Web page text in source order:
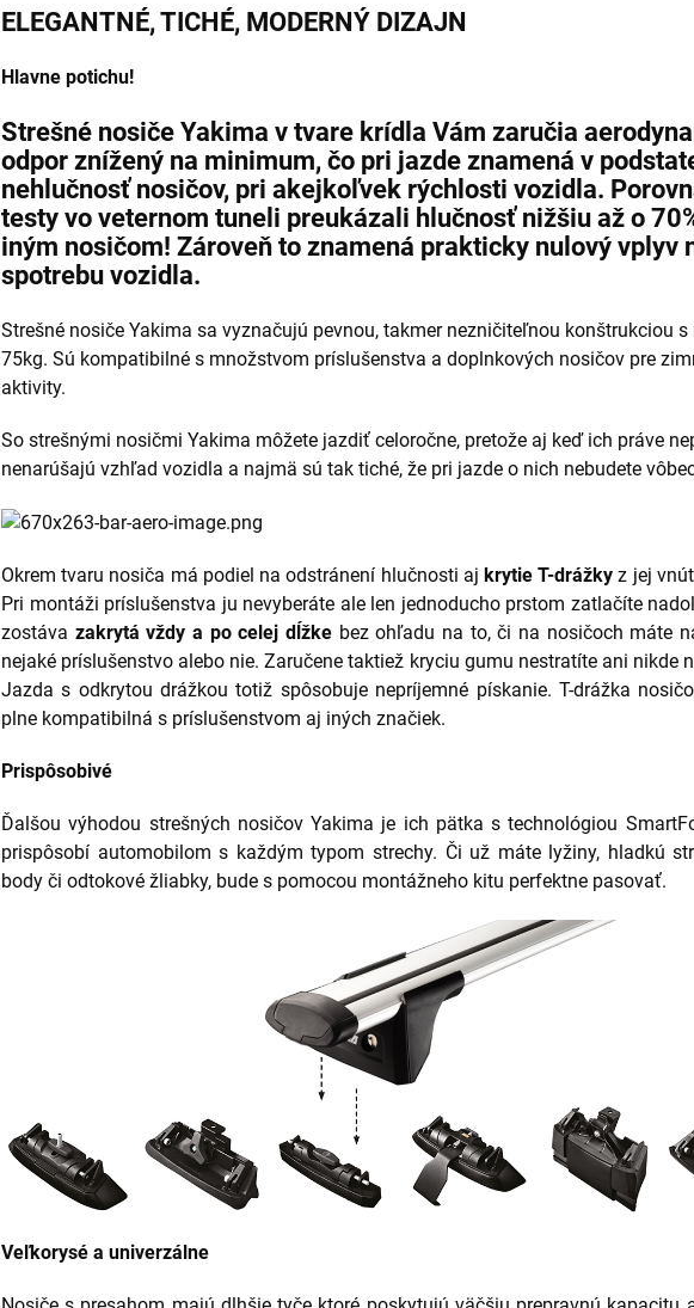
ELEGANTNÉ, TICHÉ, MODERNÝ DIZAJN
Hlavne potichu!
Strešné nosiče Yakima v tvare krídla Vám zaručia
odpor znížený na minimum, čo pri jazde znamená v
nehlučnosť nosičov, pri akejkoľvek rýchlosti vozidla.
testy vo veternom tuneli preukázali hlučnosť nižšiu až o
iným nosičom! Zároveň to znamená prakticky nulový vplyv
spotrebu vozidla.
Strešné nosiče Yakima sa vyznačujú pevnou, takmer nezničiteľnou konštrukciou
75kg. Sú kompatibilné s množstvom príslušenstva a doplnkových nosičov pre
aktivity.
So strešnými nosičmi Yakima môžete jazdiť celoročne, pretože aj keď ich práve
nenarúšajú vzhľad vozidla a najmä sú tak tiché, že pri jazde o nich nebudete
Okrem tvaru nosiča má podiel na odstránení hlučnosti aj krytie T-drážky z jej
Pri montáži príslušenstva ju nevyberáte ale len jednoducho prstom zatlačíte
zostáva zakrytá vždy a po celej dĺžke bez ohľadu na to, či na nosičoch máte
nejaké príslušenstvo alebo nie. Zaručene taktiež kryciu gumu nestratíte ani nikde
Jazda s odkrytou drážkou totiž spôsobuje nepríjemné pískanie. T-drážka
plne kompatibilná s príslušenstvom aj iných značiek.
Prispôsobivé
Ďalšou výhodou strešných nosičov Yakima je ich pätka s technológiou
prispôsobí automobilom s každým typom strechy. Či už máte lyžiny, hladkú
body či odtokové žliabky, bude s pomocou montážneho kitu perfektne pasovať.
Veľkorysé a univerzálne